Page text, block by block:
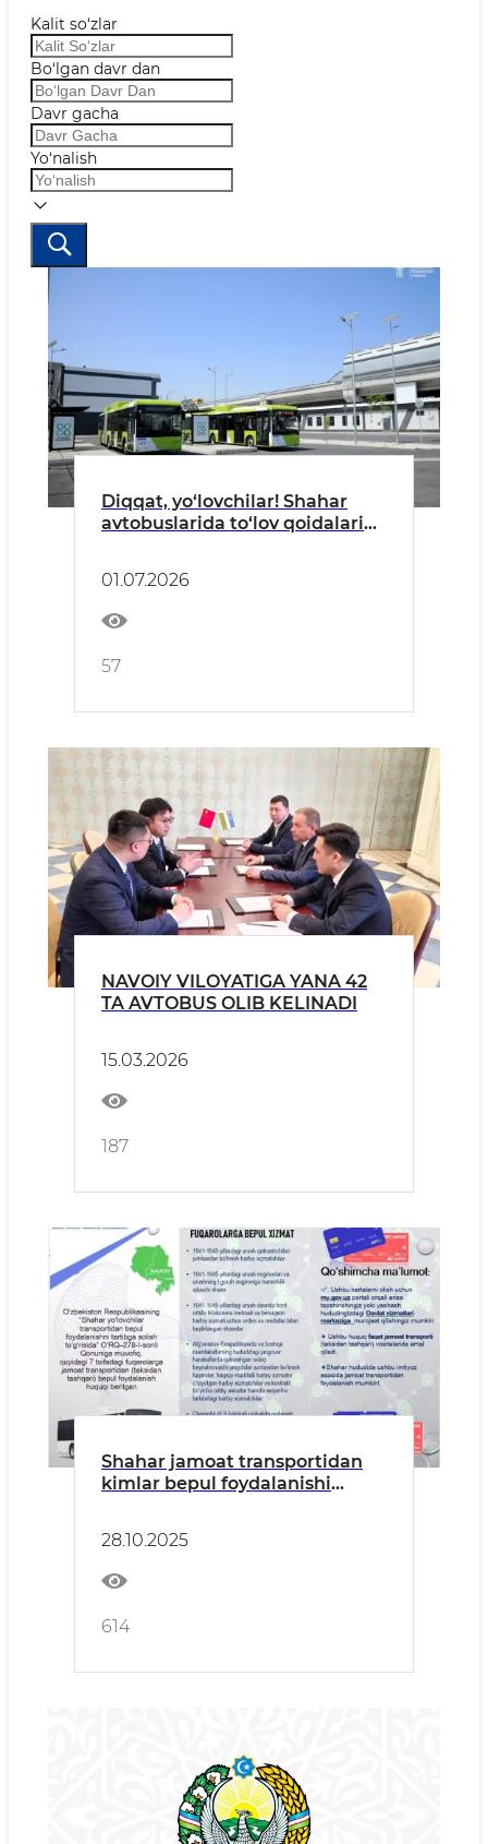
Kalit so‘zlar
Bo‘lgan davr dan
Davr gacha
Yo‘nalish
Diqqat, yo‘lovchilar! Shahar
avtobuslarida to‘lov qoidalari
01.07.2026
57
NAVOIY VILOYATIGA YANA 42
TA AVTOBUS OLIB KELINADI
15.03.2026
187
Shahar jamoat transportidan
kimlar bepul foydalanishi
28.10.2025
614